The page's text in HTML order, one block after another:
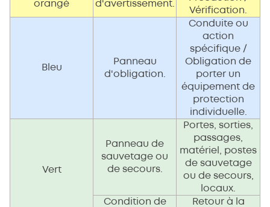
orangé
d'avertissement.
Vérification.
Bleu
Panneau
d'obligation.
Conduite ou
action
spécifique /
Obligation de
porter un
équipement de
protection
individuelle.
Vert
Panneau de
sauvetage ou
de secours.
Portes, sorties,
passages,
matériel, postes
de sauvetage
ou de secours,
locaux.
Condition de
Retour à la